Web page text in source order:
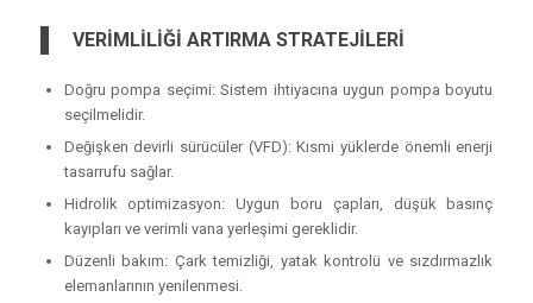
VERİMLİLİĞİ ARTIRMA STRATEJİLERİ
Doğru pompa seçimi: Sistem ihtiyacına uygun pompa boyutu
seçilmelidir.
Değişken devirli sürücüler (VFD): Kısmi yüklerde önemli enerji
tasarrufu sağlar.
Hidrolik optimizasyon: Uygun boru çapları, düşük basınç
kayıpları ve verimli vana yerleşimi gereklidir.
Düzenli bakım: Çark temizliği, yatak kontrolü ve sızdırmazlık
elemanlarının yenilenmesi.